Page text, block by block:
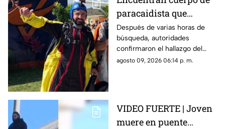
paracaidista que
desapareció durante
actividad en Puente de
Ixtla
Después de varias horas de
búsqueda, autoridades
confirmaron el hallazgo del
deportista en la zona sur de
agosto 09, 2026 06:14 p. m.
VIDEO FUERTE | Joven
muere en puente